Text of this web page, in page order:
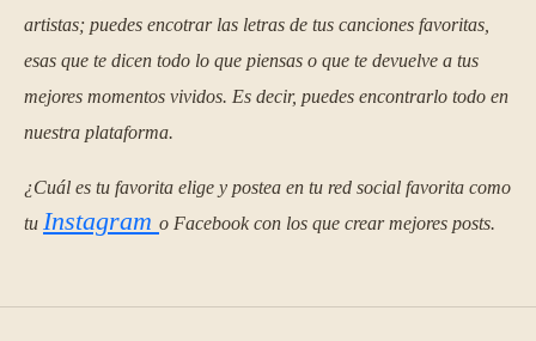
artistas; puedes encotrar las letras de tus canciones favoritas,
esas que te dicen todo lo que piensas o que te devuelve a tus
mejores momentos vividos. Es decir, puedes encontrarlo todo en
nuestra plataforma.
¿Cuál es tu favorita elige y postea en tu red social favorita como
tu Instagram o Facebook con los que crear mejores posts.